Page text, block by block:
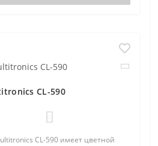
CL-590
CL-590 имеет цветной